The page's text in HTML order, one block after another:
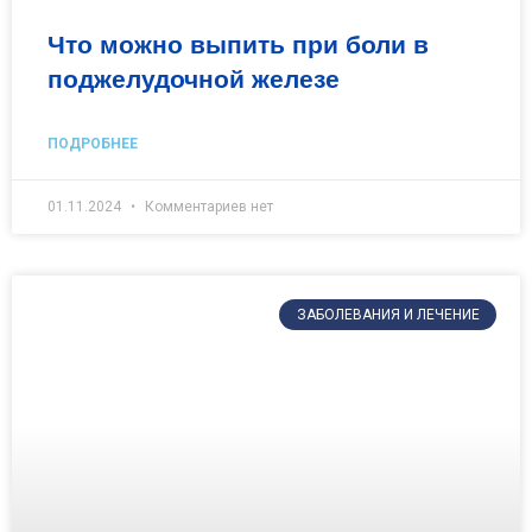
Что можно выпить при боли в
поджелудочной железе
ПОДРОБНЕЕ
01.11.2024 Комментариев нет
ЗАБОЛЕВАНИЯ И ЛЕЧЕНИЕ